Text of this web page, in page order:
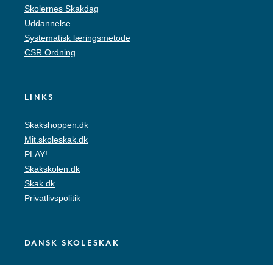
Skolernes Skakdag
Uddannelse
Systematisk læringsmetode
CSR Ordning
LINKS
Skakshoppen.dk
Mit.skoleskak.dk
PLAY!
Skakskolen.dk
Skak.dk
Privatlivspolitik
DANSK SKOLESKAK